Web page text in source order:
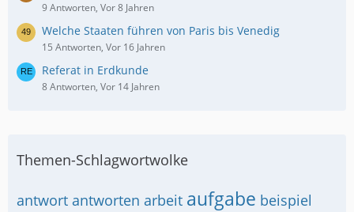
9 Antworten, Vor 8 Jahren
Welche Staaten führen von Paris bis Venedig
15 Antworten, Vor 16 Jahren
Referat in Erdkunde
8 Antworten, Vor 14 Jahren
Themen-Schlagwortwolke
antwort antworten arbeit aufgabe beispiel